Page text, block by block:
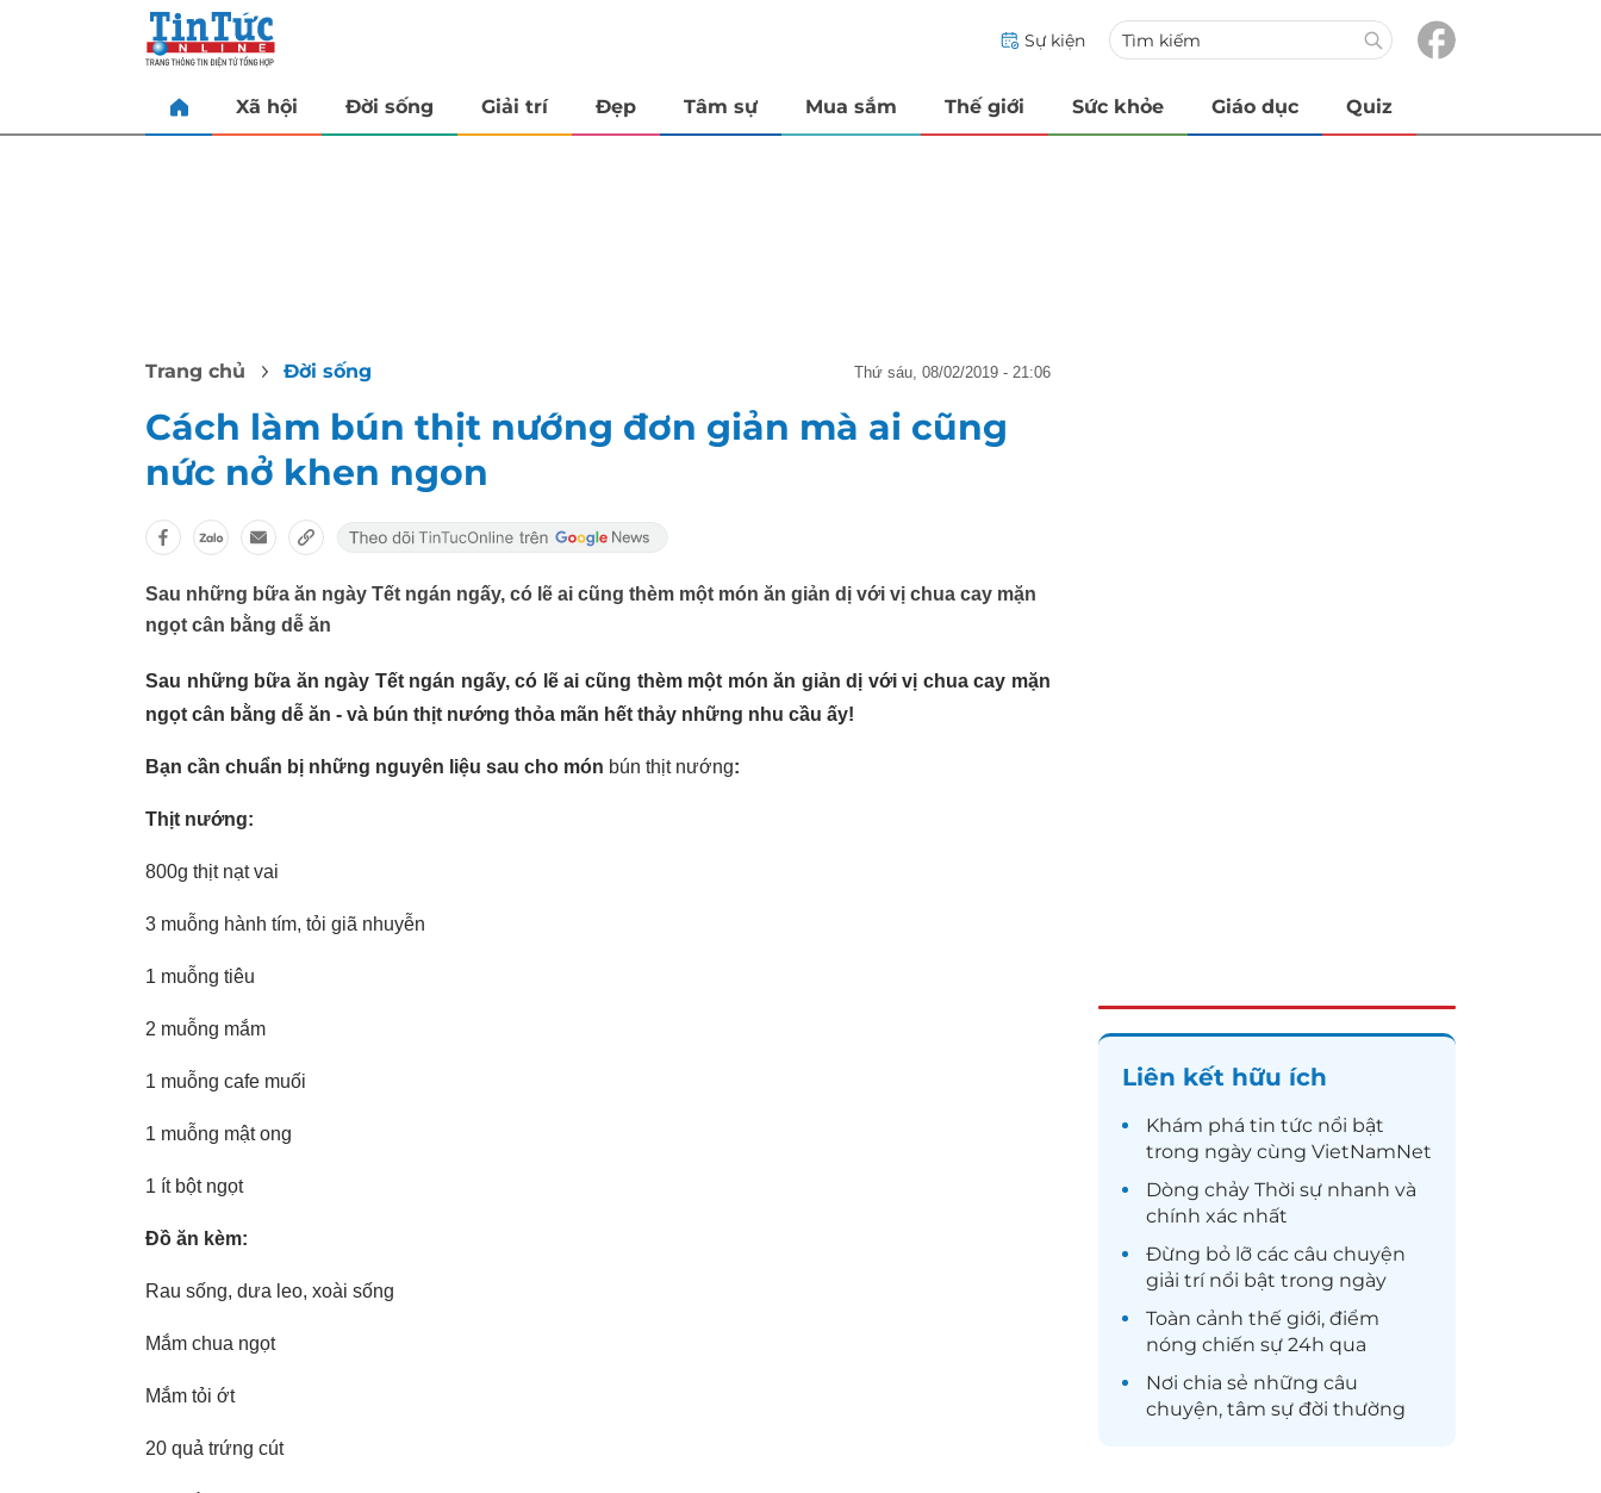
Sự kiện
Xã hội Đời sống Giải trí Đẹp Tâm sự Mua sắm Thế giới Sức khỏe Giáo dục Quiz
Trang chủ Đời sống thứ sáu, 08/02/2019 - 21:06
Cách làm bún thịt nướng đơn giản mà ai cũng
nức nở khen ngon
Sau những bữa ăn ngày Tết ngán ngấy, có lẽ ai cũng thèm một món ăn giản dị với vị chua cay mặn
ngọt cân bằng dễ ăn
Sau những bữa ăn ngày Tết ngán ngấy, có lẽ ai cũng thèm một món ăn giản dị với vị chua cay mặn
ngọt cân bằng dễ ăn - và bún thịt nướng thỏa mãn hết thảy những nhu cầu ấy!
Bạn cần chuẩn bị những nguyên liệu sau cho món bún thịt nướng:
Thịt nướng:
800g thịt nạt vai
3 muỗng hành tím, tỏi giã nhuyễn
1 muỗng tiêu
2 muỗng mắm
1 muỗng cafe muối
1 muỗng mật ong
1 ít bột ngọt
Đồ ăn kèm:
Rau sống, dưa leo, xoài sống
Mắm chua ngọt
Mắm tỏi ớt
20 quả trứng cút
Liên kết hữu ích
Khám phá tin tức nổi bật
trong ngày cùng VietNamNet
Dòng chảy Thời sự nhanh và
chính xác nhất
Đừng bỏ lỡ các câu chuyện
giải trínổi bật trong ngày
Toàn cảnh thế giới, điểm
nóng chiến sự 24h qua
Nơi chia sẻ những câu
chuyện, tâm sự đời thường